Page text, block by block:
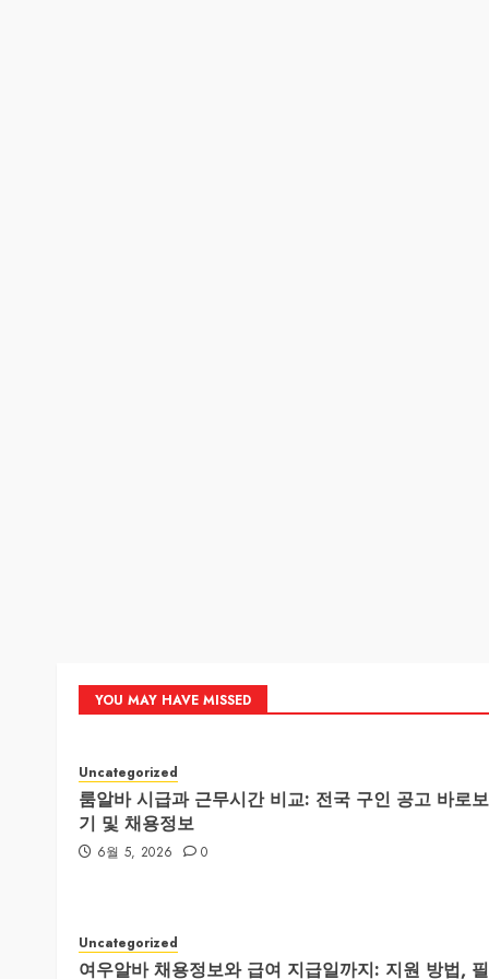
YOU MAY HAVE MISSED
Uncategorized
룸알바 시급과 근무시간 비교: 전국 구인 공고 바로보
기 및 채용정보
6월 5, 2026 0
Uncategorized
여우알바 채용정보와 급여 지급일까지: 지원 방법, 필